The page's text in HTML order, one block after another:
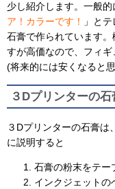
少し紹介します。一般的
ア！カラーです！
」と
石膏で作られています
すが高価なので、フィギ
(将来的には安くなると
３Dプリンターの石
３Dプリンターの石膏は
に説明すると
石膏の粉末をテー
インクジェットの